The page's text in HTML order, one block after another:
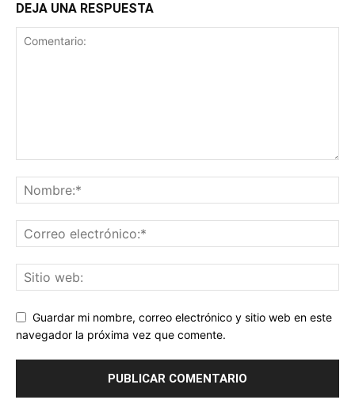
DEJA UNA RESPUESTA
Guardar mi nombre, correo electrónico y sitio web en este
navegador la próxima vez que comente.